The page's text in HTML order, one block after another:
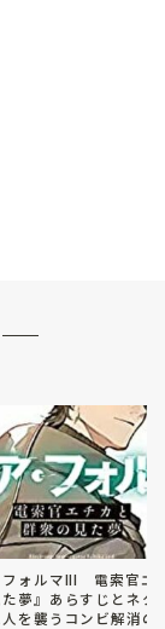
フォルマIII 電索官エ
夢』あらすじとネタ
を襲うコンビ解消の